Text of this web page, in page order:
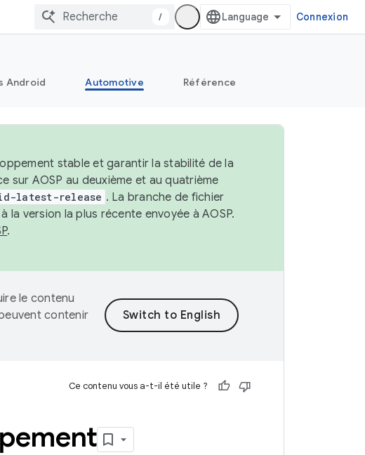
/ Connexion
Android Automotive Référence
stable et garantir la stabilité de la
sur AOSP au deuxième et au quatrième
latest-release . La branche de fichier
la version la plus récente envoyée à AOSP.
.
le contenu
contenir
Ce contenu vous a-t-il été utile ?